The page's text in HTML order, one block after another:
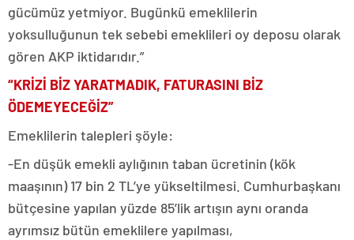
gücümüz yetmiyor. Bugünkü emeklilerin
yoksulluğunun tek sebebi emeklileri oy deposu olarak
gören AKP iktidarıdır.”
“KRİZİ BİZ YARATMADIK, FATURASINI BİZ
ÖDEMEYECEĞİZ”
Emeklilerin talepleri şöyle:
-En düşük emekli aylığının taban ücretinin (kök
maaşının) 17 bin 2 TL’ye yükseltilmesi. Cumhurbaşkanı
bütçesine yapılan yüzde 85’lik artışın aynı oranda
ayrımsız bütün emeklilere yapılması,